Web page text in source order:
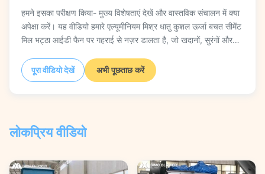
हमने इसका परीक्षण किया- मुख्य विशेषताएं देखें और वास्तविक संचालन में क्या
अपेक्षा करें। यह वीडियो हमारे एल्यूमीनियम मिश्र धातु कुशल ऊर्जा बचत सीमेंट
मिल भट्ठा आईडी फैन पर गहराई से नज़र डालता है, जो खदानों, सुरंगों और
कि कैसे इसकी लचीली गति सेटिंग्स और मजबूत निर्माण कठिन वातावरण में
विश्वसनीय प्रदर्शन और ऊर्जा दक्षता प्रदान करते हैं।
पूरा वीडियो देखें अभी पूछताछ करें
लोकप्रिय वीडियो